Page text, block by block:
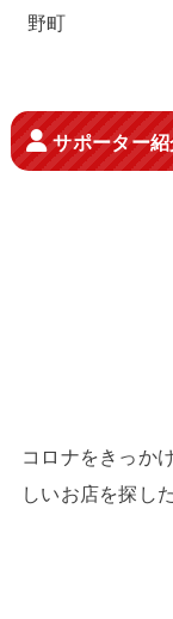
野町
サポーター
コロナをきっか
しいお店を探し